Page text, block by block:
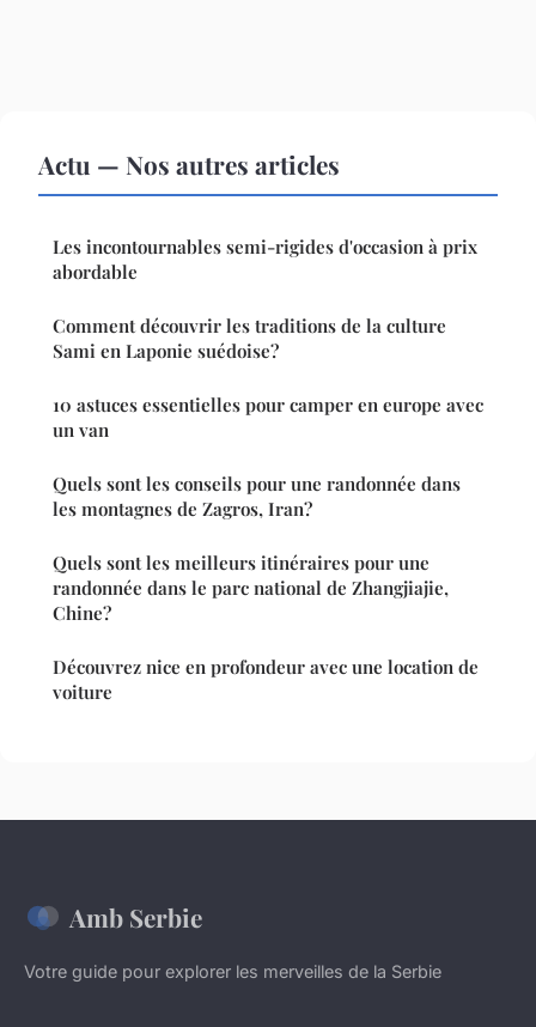
Actu — Nos autres articles
Les incontournables semi-rigides d'occasion à prix
abordable
Comment découvrir les traditions de la culture
Sami en Laponie suédoise?
10 astuces essentielles pour camper en europe avec
un van
Quels sont les conseils pour une randonnée dans
les montagnes de Zagros, Iran?
Quels sont les meilleurs itinéraires pour une
randonnée dans le parc national de Zhangjiajie,
Chine?
Découvrez nice en profondeur avec une location de
voiture
Amb Serbie
Votre guide pour explorer les merveilles de la Serbie